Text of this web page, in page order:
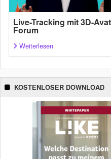
Live-Tracking mit 3D-
Forum
Weiterlesen
KOSTENLOSER DOWNLOAD